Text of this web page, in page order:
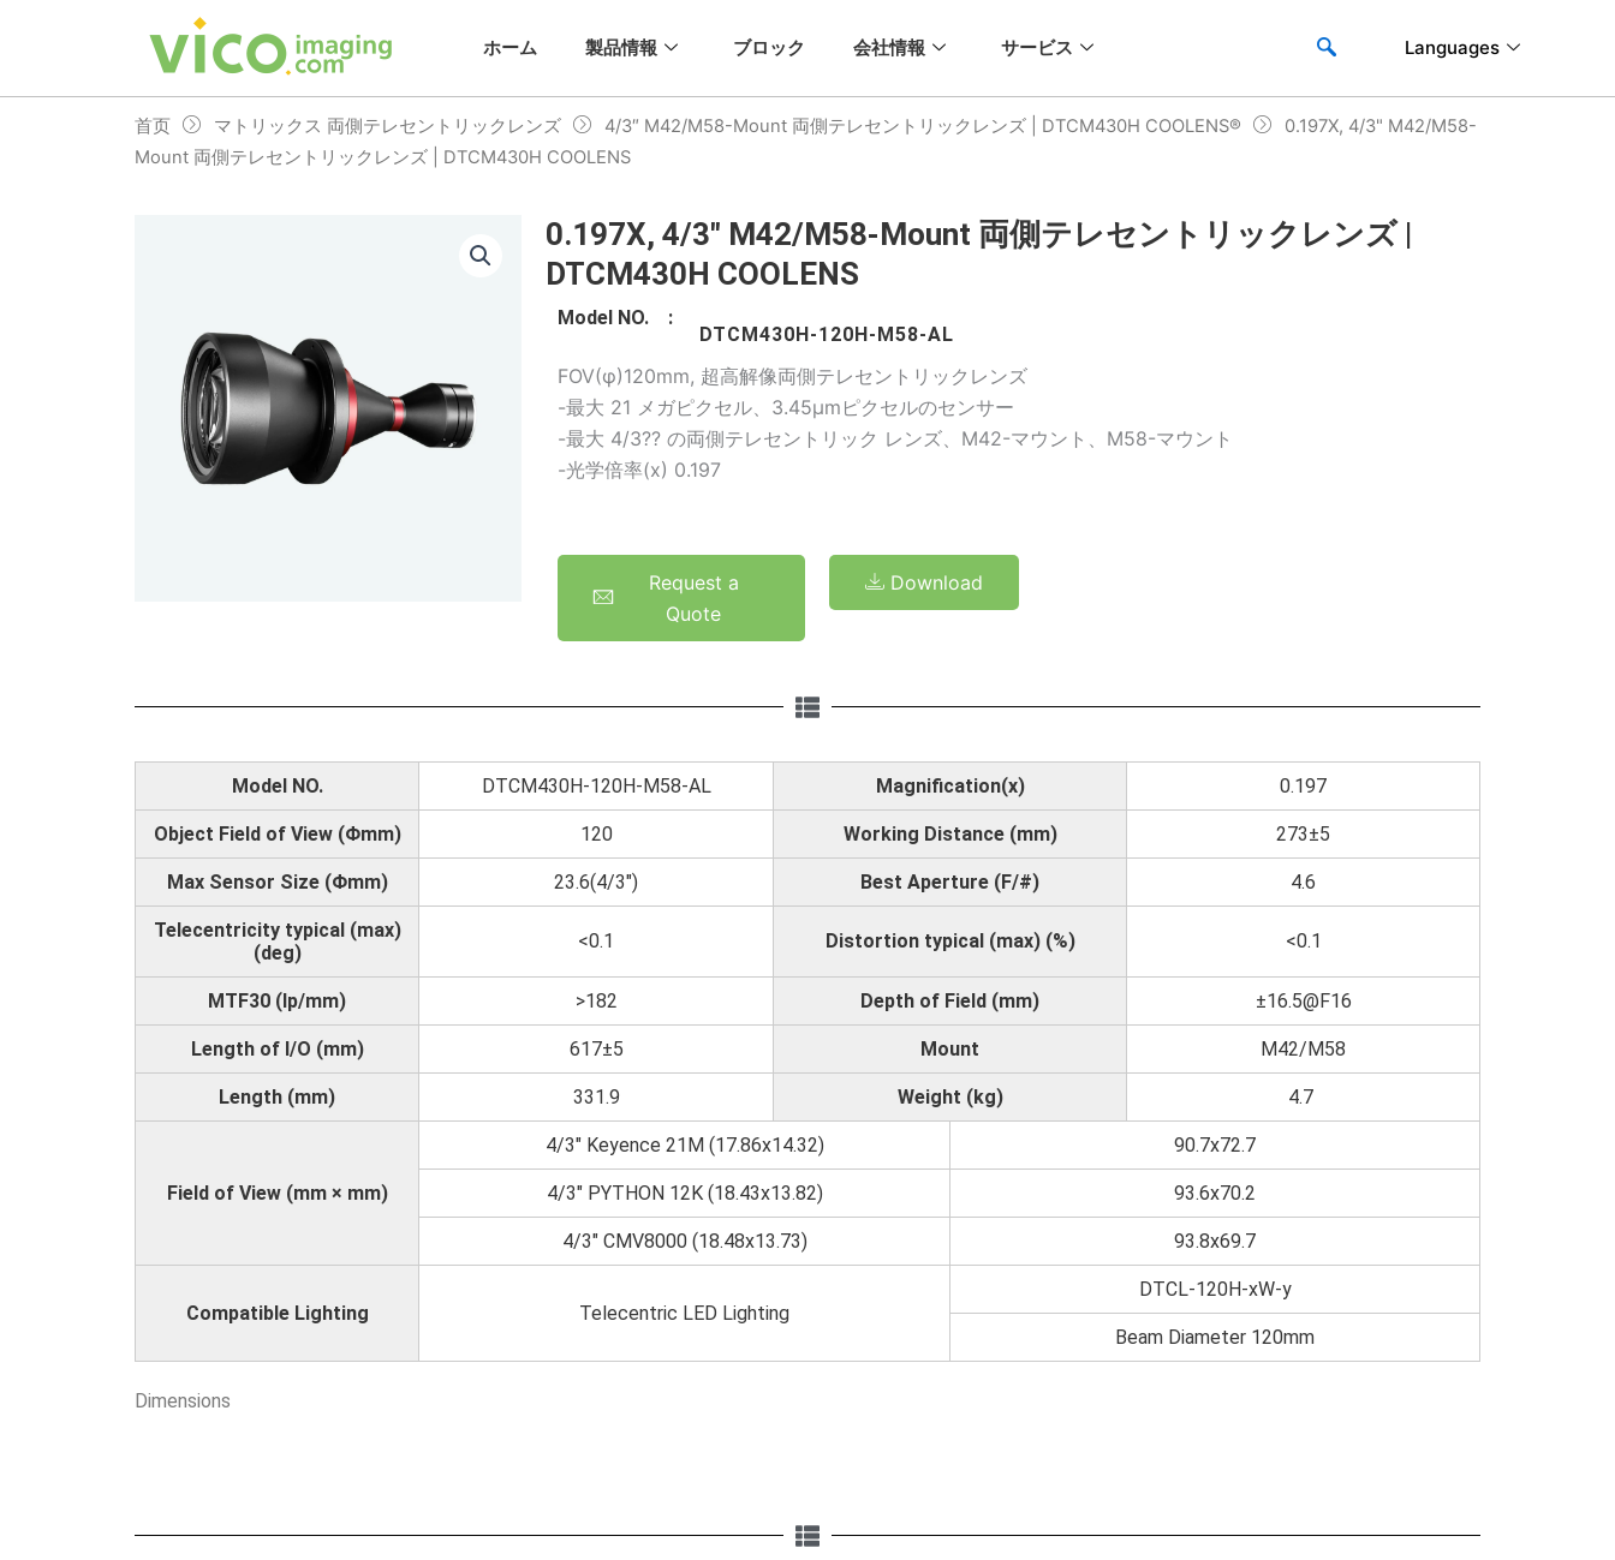
ホーム 製品情報 ブロック 会社情報 サービス Languages
首页 マトリックス 両側テレセントリックレンズ 4/3″ M42/M58-Mount 両側テレセントリックレンズ | DTCM430H COOLENS®
0.197X, 4/3" M42/M58-
Mount 両側テレセントリックレンズ | DTCM430H COOLENS
0.197X, 4/3" M42/M58-Mount 両側テレセントリックレンズ |
DTCM430H COOLENS
Model NO. :
DTCM430H-120H-M58-AL
FOV(φ)120mm, 超高解像両側テレセントリックレンズ
-最大 21 メガピクセル、3.45μmピクセルのセンサー
-最大 4/3?? の両側テレセントリック レンズ、M42-マウント、M58-マウント
-光学倍率(x) 0.197
Request a
Quote
Download
Model NO. DTCM430H-120H-M58-AL Magnification(x) 0.197
Object Field of View (Φmm) 120 Working Distance (mm) 273±5
Max Sensor Size (Φmm) 23.6(4/3") Best Aperture (F/#) 4.6
Telecentricity typical (max)
(deg)
<0.1 Distortion typical (max) (%) <0.1
MTF30 (lp/mm) >182 Depth of Field (mm) ±16.5@F16
Length of I/O (mm) 617±5 Mount M42/M58
Length (mm) 331.9 Weight (kg) 4.7
Field of View (mm × mm)
4/3" Keyence 21M (17.86x14.32) 90.7x72.7
4/3" PYTHON 12K (18.43x13.82) 93.6x70.2
4/3" CMV8000 (18.48x13.73) 93.8x69.7
Compatible Lighting Telecentric LED Lighting
DTCL-120H-xW-y
Beam Diameter 120mm
Dimensions